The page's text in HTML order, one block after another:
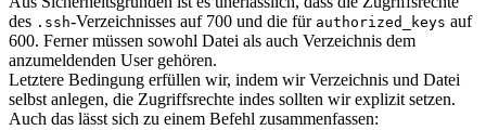
des .ssh-Verzeichnisses auf 700 und die für authorized_keys auf
600. Ferner müssen sowohl Datei als auch Verzeichnis dem
anzumeldenden User gehören.
Letztere Bedingung erfüllen wir, indem wir Verzeichnis und Datei
selbst anlegen, die Zugriffsrechte indes sollten wir explizit setzen.
Auch das lässt sich zu einem Befehl zusammenfassen: